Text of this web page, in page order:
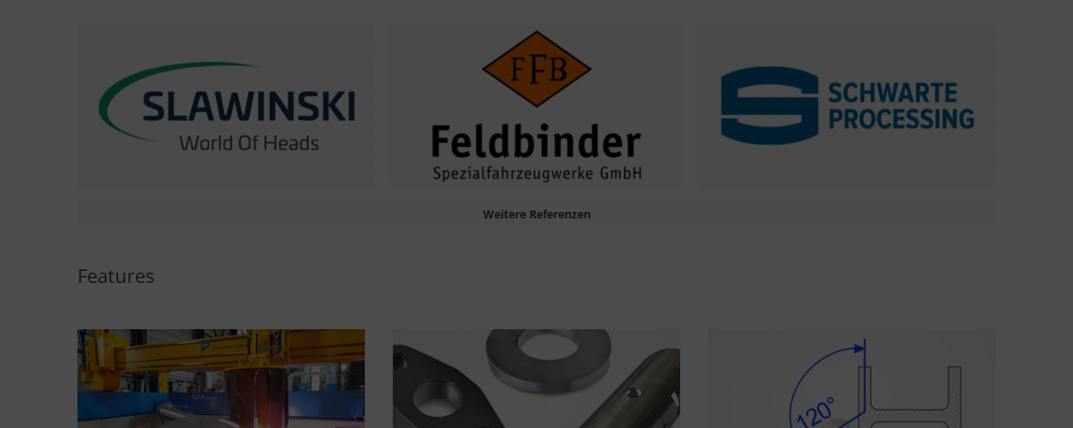
maßgeschneiderten Böden für den Apparate-,
Behälter- und Anlagenbau bekannt ist
europaweit bekannt. Mit einer innovativen
Lösung beendete man eine zehn Jahre
andauernde Suche
Unterschiedliche Lösungen von MicroStep sind
bei der Feldbinder Spezialfahrzeugwerke GmbH
im Einsatz und generieren seit Jahren einen
enormen Produktionsvorteil
sind enge Toleranzen gefragt. Dies löst
Schwarte Jansky mit der DRM von MicroStep.
Ein Schritt zur Automatisierung des
Schweißprozesses durch Schweißroboter
Weitere Referenzen
Features